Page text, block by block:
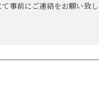
前にご連絡をお願い致し